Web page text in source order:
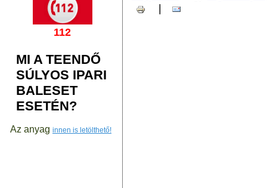
112
MI A TEENDŐ
SÚLYOS IPARI
BALESET
ESETÉN?
Az anyag innen is letölthető!